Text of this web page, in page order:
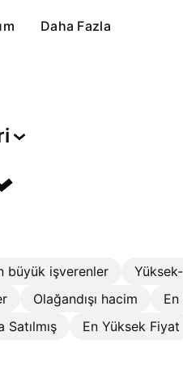
Daha Fazla
büyük işverenler
Olağandışı hacim
Satılmış En Yüksek Fiyat